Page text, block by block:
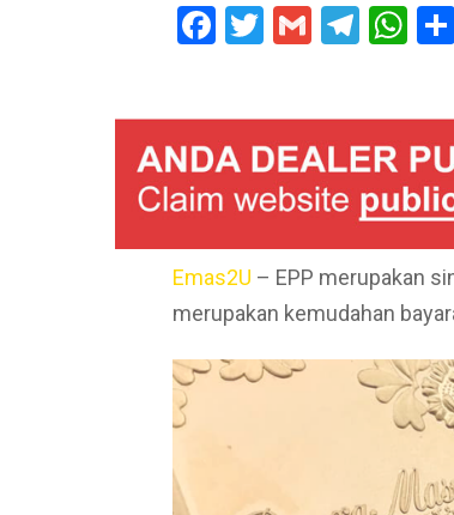
Facebook
Twitter
Gmail
Emas2U – EPP merupakan
merupakan kemudahan